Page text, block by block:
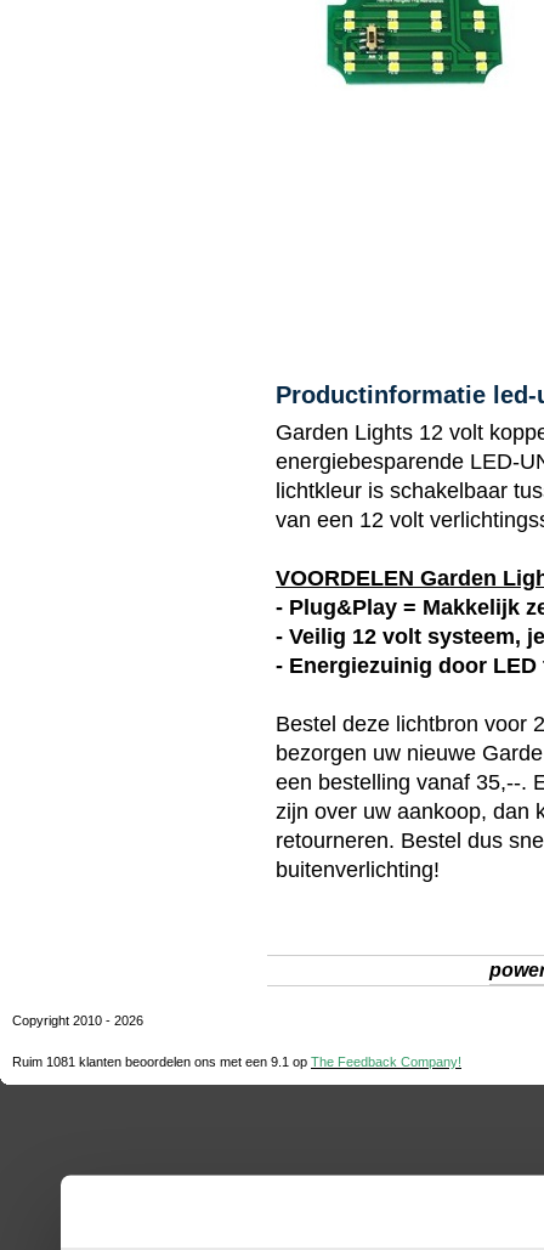
Productinformatie led-
Garden Lights 12 volt
energiebesparende LED-
lichtkleur is schakelbaar
van een 12 volt
VOORDELEN Garden
- Plug&Play = Makkelijk
- Veilig 12 volt systeem,
- Energiezuinig door
Bestel deze lichtbron voor
bezorgen uw nieuwe
een bestelling vanaf 35,--.
zijn over uw aankoop, dan
retourneren. Bestel dus
buitenverlichting!
Copyright 2010 - 2026
Ruim 1081 klanten beoordelen ons met een 9.1 op The Feedback Company!